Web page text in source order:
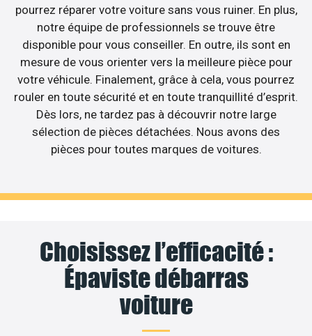
pourrez réparer votre voiture sans vous ruiner. En plus,
notre équipe de professionnels se trouve être
disponible pour vous conseiller. En outre, ils sont en
mesure de vous orienter vers la meilleure pièce pour
votre véhicule. Finalement, grâce à cela, vous pourrez
rouler en toute sécurité et en toute tranquillité d’esprit.
Dès lors, ne tardez pas à découvrir notre large
sélection de pièces détachées. Nous avons des
pièces pour toutes marques de voitures.
Choisissez l’efficacité :
Épaviste débarras
voiture